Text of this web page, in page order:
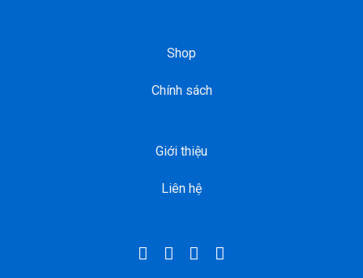
Shop
Chính sách
Giới thiệu
Liên hệ